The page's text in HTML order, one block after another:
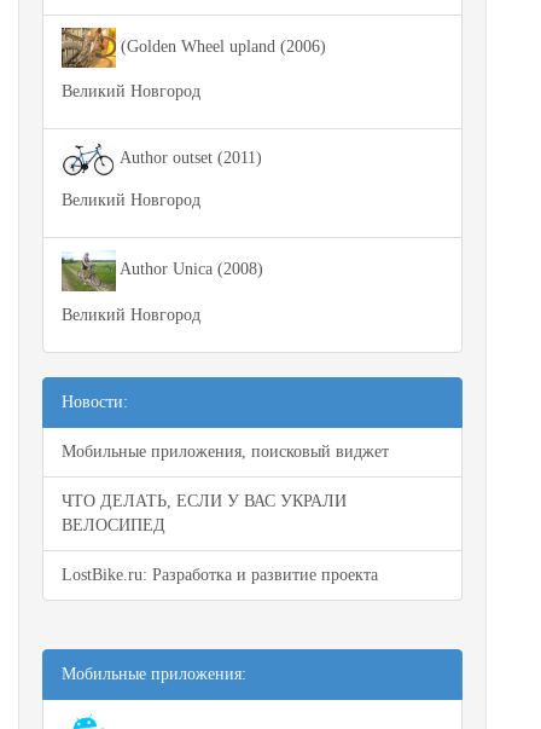
(Golden Wheel upland (2006)
Великий Новгород
Author outset (2011)
Великий Новгород
Author Unica (2008)
Великий Новгород
Новости:
Мобильные приложения, поисковый виджет
ЧТО ДЕЛАТЬ, ЕСЛИ У ВАС УКРАЛИ
ВЕЛОСИПЕД
LostBike.ru: Разработка и развитие проекта
Мобильные приложения: